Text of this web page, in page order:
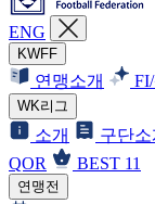
ENG
KWFF
연맹소개
WK리그
소개 구단소
QOR
BEST 11
연맹전